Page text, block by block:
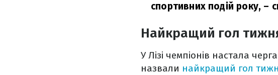
спортивних подій року, –
Найкращий гол тижня
У Лізі чемпіонів настала
назвали найкращий гол